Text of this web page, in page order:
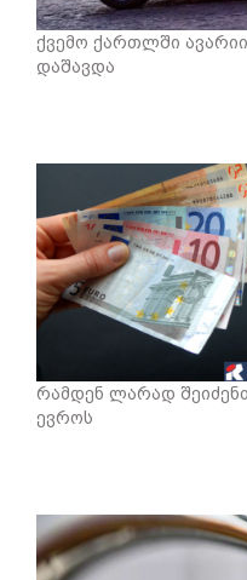
ქვემო ქართლში
დაშავდა
რამდენ ლარად
ევროს